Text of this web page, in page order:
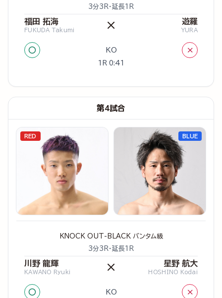
3分3R・延長1R
福田 拓海
FUKUDA Takumi × 遊羅
YURA
○ KO ×
1R 0:41
第4試合
RED
KNOCK OUT-BLACK バンタム級
3分3R・延長1R
川野 龍輝
KAWANO Ryuki × 星野 航大
HOSHINO Kodai
○ KO ×
BLUE